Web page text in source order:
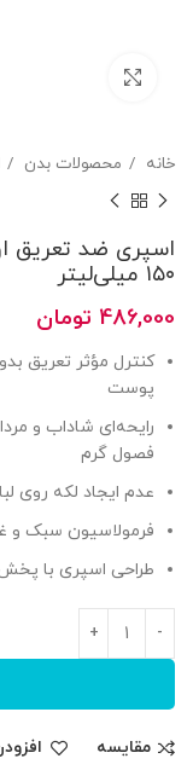
خانه محصولات بدن
۱۵۰ میلی‌لیتر
486,000 تومان
کنترل مؤثر تعریق
پوست
رایحه‌ای شاداب و
فصول گرم
عدم ایجاد لکه روی
فرمولاسیون سبک و
طراحی اسپری با
مقایسه